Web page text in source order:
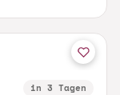
in 3 Tagen